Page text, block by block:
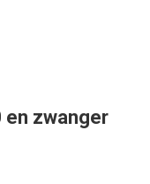
en zwanger